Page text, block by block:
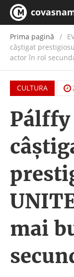
Prima pagină
câștigat
actor în rol
CULTURA
mai